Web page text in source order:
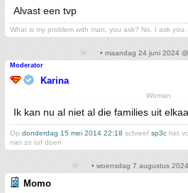
Alvast een tvp
What is my problem with man, you ask? No. I ask
• maandag 24 juni 2024
Moderator
Karina
Woman
Ik kan nu al niet al die families uit
Op donderdag 15 mei 2014 22:18 schreef sp3c het
niet zo tof doen
• woensdag 7 augustus
Momo